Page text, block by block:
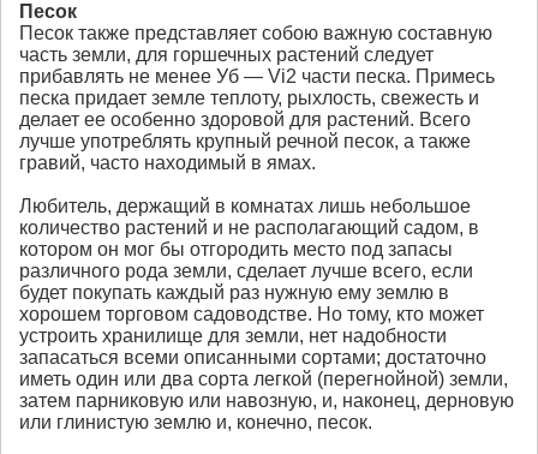
Песок
Песок также представляет собою важную составную
часть земли, для горшечных растений следует
прибавлять не менее Уб — Vi2 части песка. Примесь
песка придает земле теплоту, рыхлость, свежесть и
делает ее особенно здоровой для растений. Всего
лучше употреблять крупный речной песок, а также
гравий, часто находимый в ямах.
Любитель, держащий в комнатах лишь небольшое
количество растений и не располагающий садом, в
котором он мог бы отгородить место под запасы
различного рода земли, сделает лучше всего, если
будет покупать каждый раз нужную ему землю в
хорошем торговом садоводстве. Но тому, кто может
устроить хранилище для земли, нет надобности
запасаться всеми описанными сортами; достаточно
иметь один или два сорта легкой (перегнойной) земли,
затем парниковую или навозную, и, наконец, дерновую
или глинистую землю и, конечно, песок.